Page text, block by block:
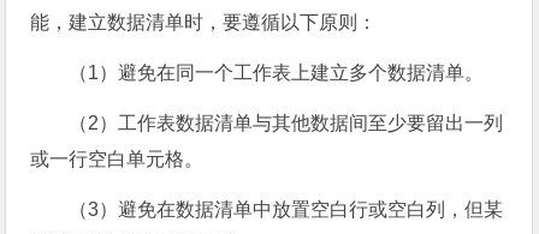
能，建立数据清单时，要遵循以下原则：
（1）避免在同一个工作表上建立多个数据清单。
（2）工作表数据清单与其他数据间至少要留出一列
或一行空白单元格。
（3）避免在数据清单中放置空白行或空白列，但某